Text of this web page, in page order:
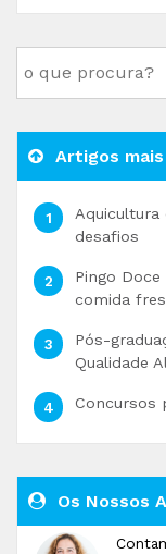
Artigos
Aquicultura
desafios
Pingo
comida
Pós-
Qualidade
Concursos
Os Nossos